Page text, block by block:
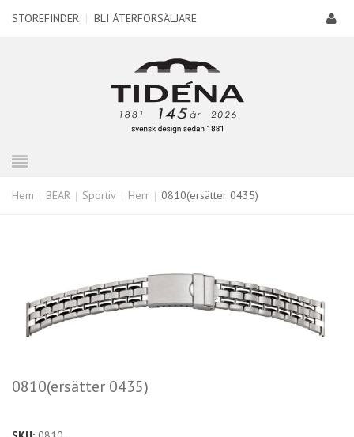
STOREFINDER | BLI ÅTERFÖRSÄLJARE
Hem BEAR Sportiv Herr 0810(ersätter 0435)
0810(ersätter 0435)